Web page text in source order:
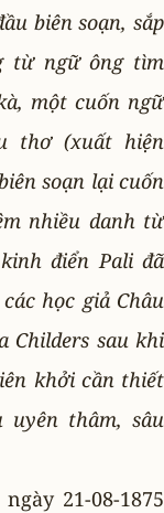
biên soạn, sắp
từ ngữ ông tìm
một cuốn ngữ
thơ (xuất hiện
soạn lại cuốn
nhiều danh từ
điển Pali đã
học giả Châu
Childers sau khi
khởi cần thiết
uyên thâm, sâu
21-08-1875